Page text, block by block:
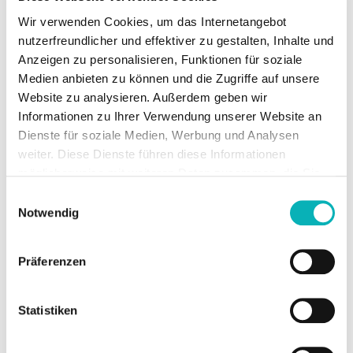
Wir verwenden Cookies, um das Internetangebot
nutzerfreundlicher und effektiver zu gestalten, Inhalte und
Anzeigen zu personalisieren, Funktionen für soziale
Medien anbieten zu können und die Zugriffe auf unsere
Website zu analysieren. Außerdem geben wir
Informationen zu Ihrer Verwendung unserer Website an
Dienste für soziale Medien, Werbung und Analysen
weiter. Diese Dienste führen diese Informationen
Nutzung der Dienste gesammelt haben.
Notwendig
Präferenzen
Statistiken
b
u
n
g
Gebäude mit Solarstrom.
Z
i
&
r
Minimierung von Wärmebedarf und Vorlauftemperatur:
Wärmebedarf gesenkt. Alle Heizkörper wurden gewechselt
und somit eine Absenkung der Vorlauftemperatur auf 45
Variantenvergleich mit verschiedenen Wärmequellen:
In
Erdreich als mögliche Wärmequellen verglichen. Die
Bodenuntersuchungen und Daten des webbasierten
Geothermie-Katasters ergaben eine hohe Effizienz des